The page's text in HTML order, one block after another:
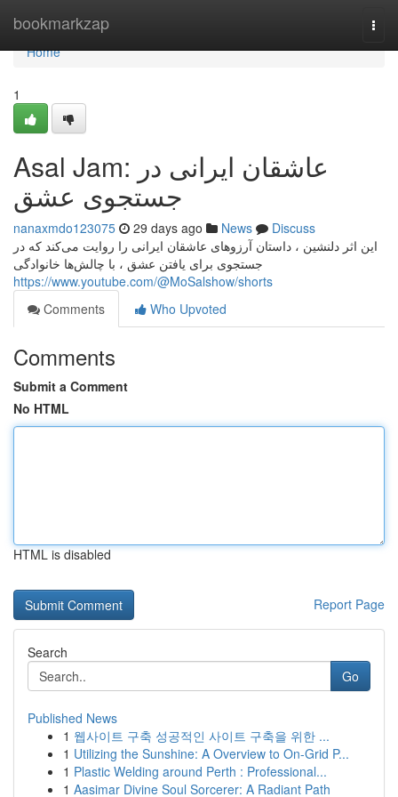
bookmarkzap
Home
Home
1
Asal Jam: عاشقان ایرانی در
جستجوی عشق
nanaxmdo123075 29 days ago News
Discuss
این اثر دلنشین ، داستان آرزوهای عاشقان ایرانی را روایت می‌کند که در
جستجوی برای یافتن عشق ، با چالش‌ها خانوادگی
https://www.youtube.com/@MoSalshow/shorts
Comments
Who Upvoted
Comments
Submit a Comment
No HTML
HTML is disabled
Report Page
Search
Go
Published News
1 웹사이트 구축 성공적인 사이트 구축을 위한 ...
1 Utilizing the Sunshine: A Overview to On-Grid P...
1 Plastic Welding around Perth : Professional...
1 Aasimar Divine Soul Sorcerer: A Radiant Path